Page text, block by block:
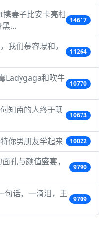
携妻子比安卡亮相
黑…
14617
我们慕容璟和，
11264
Ladygaga和吹牛
10770
知南的人终于现
10673
你男朋友学起来 10022
孔与颜值盛宴，
9790
句话，一滴泪，王
9709